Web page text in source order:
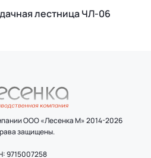
лестница ЧЛ-06
ООО «Лесенка М» 2014-2026
защищены.
9715007258